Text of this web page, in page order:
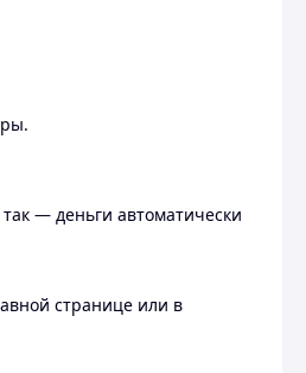
— деньги автоматически
странице или в